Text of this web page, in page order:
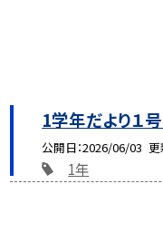
1学年だより１号
公開日 2026/06/03 更
1年